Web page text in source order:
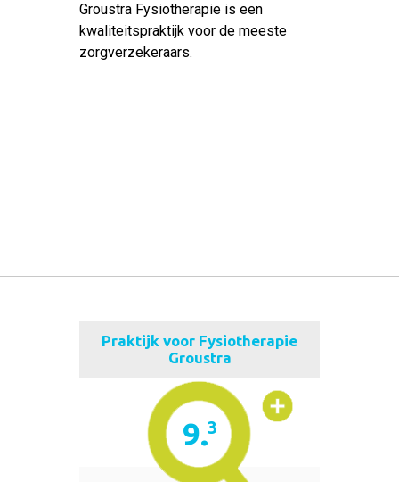
Groustra Fysiotherapie is een
kwaliteitspraktijk voor de meeste
zorgverzekeraars.